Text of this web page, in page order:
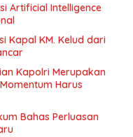
Artificial Intelligence
Kapal KM. Kelud dari
Kapolri Merupakan
Harus
Bahas Perluasan